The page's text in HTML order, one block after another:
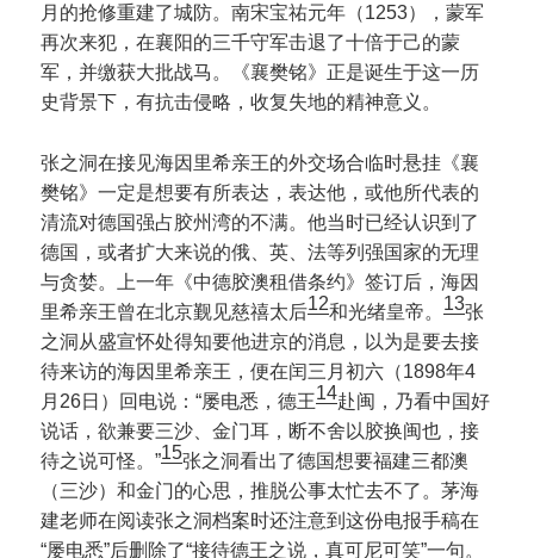
月的抢修重建了城防。南宋宝祐元年（1253），蒙军
再次来犯，在襄阳的三千守军击退了十倍于己的蒙
军，并缴获大批战马。《襄樊铭》正是诞生于这一历
史背景下，有抗击侵略，收复失地的精神意义。
张之洞在接见海因里希亲王的外交场合临时悬挂《襄
樊铭》一定是想要有所表达，表达他，或他所代表的
清流对德国强占胶州湾的不满。他当时已经认识到了
德国，或者扩大来说的俄、英、法等列强国家的无理
与贪婪。上一年《中德胶澳租借条约》签订后，海因
里希亲王曾在北京觐见慈禧太后12和光绪皇帝。13张
之洞从盛宣怀处得知要他进京的消息，以为是要去接
待来访的海因里希亲王，便在闰三月初六（1898年4
月26日）回电说：“屡电悉，德王14赴闽，乃看中国好
说话，欲兼要三沙、金门耳，断不舍以胶换闽也，接
待之说可怪。”15张之洞看出了德国想要福建三都澳
（三沙）和金门的心思，推脱公事太忙去不了。茅海
建老师在阅读张之洞档案时还注意到这份电报手稿在
“屡电悉”后删除了“接待德王之说，真可尼可笑”一句。